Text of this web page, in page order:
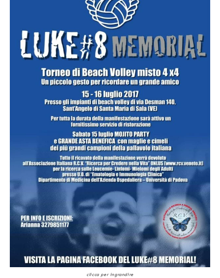
clicca per ingrandire